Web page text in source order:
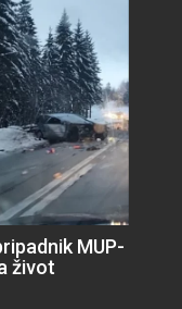
MUP-
život